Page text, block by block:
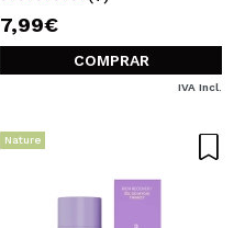
7,99€
COMPRAR
IVA Incl.
Nature